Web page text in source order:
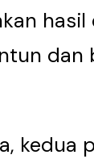
dan
kedua